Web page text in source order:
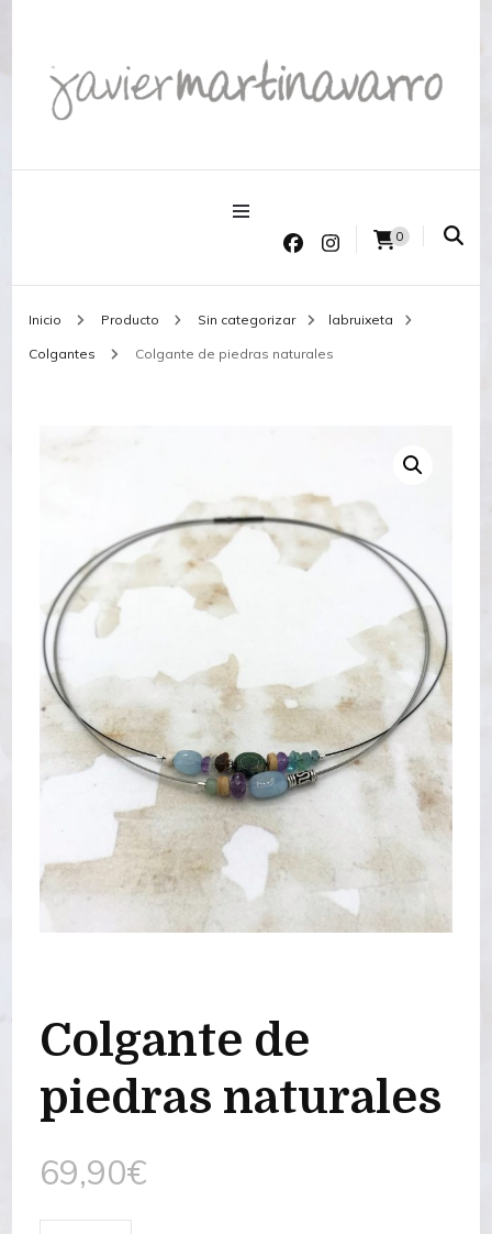
Joyería Javier Martinavarro
0
Inicio Producto Sin categorizar labruixeta
Colgantes Colgante de piedras naturales
Colgante de
piedras naturales
69,90€